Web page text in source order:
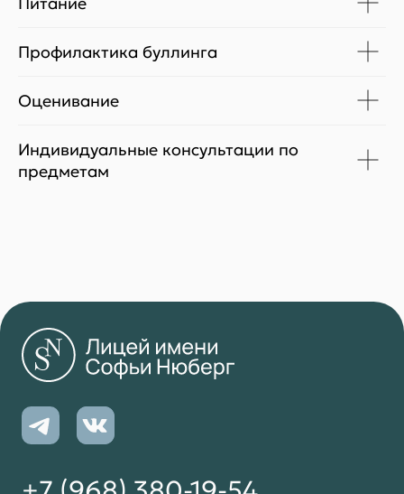
Профилактика буллинга
Оценивание
Индивидуальные консультации по
предметам